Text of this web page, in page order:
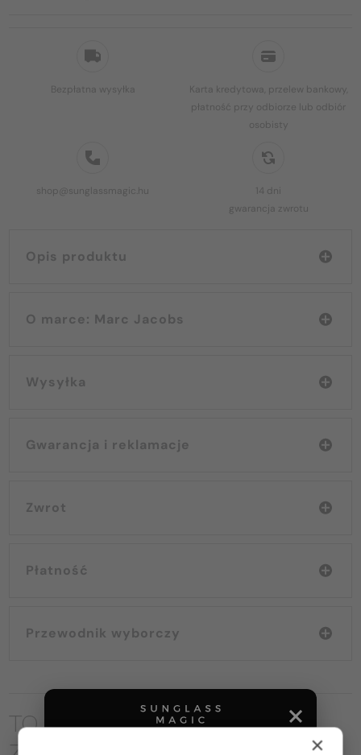
Bezpłatna wysyłka
Karta kredytowa, przelew bankowy,
płatność przy odbiorze lub odbiór
osobisty
shop@sunglassmagic.hu
14 dni
gwarancja zwrotu
Opis produktu
O marce: Marc Jacobs
Wysyłka
Gwarancja i reklamacje
Zwrot
Płatność
Przewodnik wyborczy
TO MOŻE CIĘ RÓWNIEŻ
×